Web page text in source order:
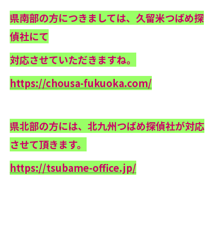
県南部の方につきましては、久留米つばめ探
偵社にて
対応させていただきますね。
https://chousa-fukuoka.com/
県北部の方には、北九州つばめ探偵社が対応
させて頂きます。
https://tsubame-office.jp/